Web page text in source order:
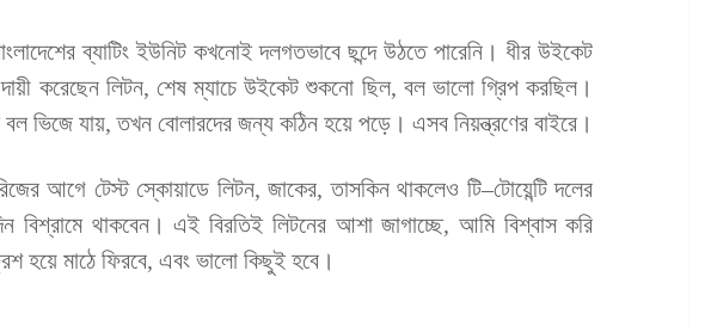
ব্যাটিং ইউনিট কখনোই দলগতভাবে ছন্দে উঠতে পারেনি। ধীর উইকেট
করেছেন লিটন, শেষ ম্যাচে উইকেট শুকনো ছিল, বল ভালো গ্রিপ করছিল।
ভিজে যায়, তখন বোলারদের জন্য কঠিন হয়ে পড়ে। এসব নিয়ন্ত্রণের বাইরে।
আগে টেস্ট স্কোয়াডে লিটন, জাকের, তাসকিন থাকলেও টি–টোয়েন্টি দলের
বিশ্রামে থাকবেন। এই বিরতিই লিটনের আশা জাগাচ্ছে, আমি বিশ্বাস করি
হয়ে মাঠে ফিরবে, এবং ভালো কিছুই হবে।